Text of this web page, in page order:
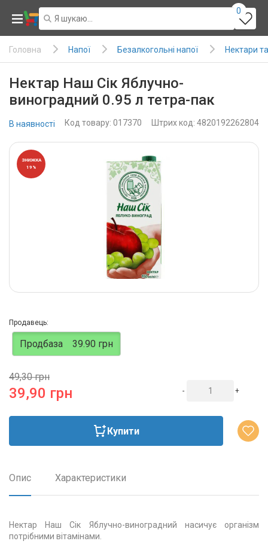
0
Головна Напої Безалкогольні напої Нектари
Нектар Наш Сік Яблучно-
виноградний 0.95 л тетра-пак
В наявності Код товару: 017370 Штрих код: 4820192262804
ЗНИЖКА
19%
Продавець:
Продбаза 39.90 грн
49,30 грн
39,90 грн - +
Купити
Опис Характеристики
Нектар Наш Сік Яблучно-виноградний насичує організм
потрібними вітамінами.